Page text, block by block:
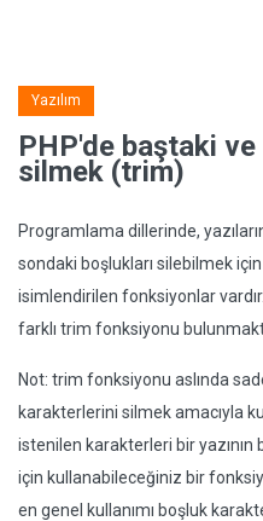
Yazılım
PHP'de baştaki
silmek (trim)
Programlama dillerinde,
sondaki boşlukları silebilmek için
isimlendirilen fonksiyonlar
farklı trim fonksiyonu
Not: trim fonksiyonu aslında
karakterlerini silmek amacıyla
istenilen karakterleri bir yazının
için kullanabileceğiniz bir
en genel kullanımı boşluk